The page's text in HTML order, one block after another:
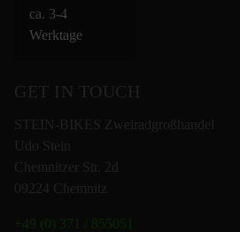
ca. 3-4
Werktage
GET IN TOUCH
STEIN-BIKES Zweiradgroßhandel
Udo Stein
Chemnitzer Str. 2d
09224 Chemnitz
+49 (0) 371 / 855051